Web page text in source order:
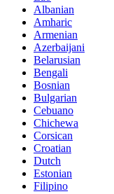
Albanian
Amharic
Armenian
Azerbaijani
Belarusian
Bengali
Bosnian
Bulgarian
Cebuano
Chichewa
Corsican
Croatian
Dutch
Estonian
Filipino